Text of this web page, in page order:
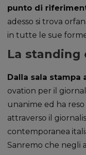
punto di
adesso si trova
in tutte le sue
La standing
Dalla sala stampa
ovation per il
unanime ed ha
attraverso il
contemporanea
Sanremo che negli